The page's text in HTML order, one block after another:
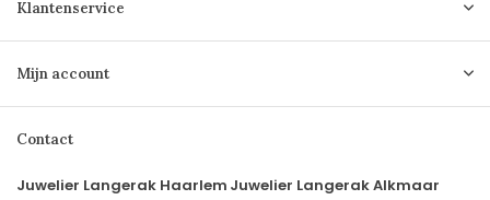
Klantenservice
Mijn account
Contact
Juwelier Langerak Haarlem Juwelier Langerak Alkmaar